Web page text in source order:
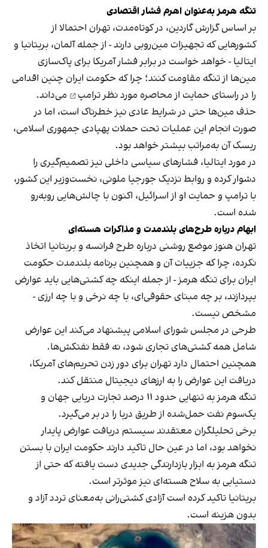
تنگه هرمز به‌عنوان اهرم فشار اقتصادی
بر اساس گزارش گاردین، در کوتاه‌مدت، تهران احتمالا از
کشورهایی که تجهیزات مین‌روبی دارند - از جمله آلمان، بریتانیا و
ایتالیا - خواهد خواست در برابر فشار آمریکا برای پاک‌سازی
مین‌ها از تنگه مقاومت کنند؛ چرا که حکومت ایران چنین اقدامی
را در راستای حمایت ازمحاصره مورد نظر ترامپ
می‌داند.
حذف مین‌ها حتی در شرایط عادی نیز خطرناک است، اما در
صورت انجام این عملیات تحت حملات پهپادی جمهوری اسلامی،
ریسک آن به‌مراتب بیشتر خواهد بود.
در مورد ایتالیا، فشارهای سیاسی داخلی نیز تصمیم‌گیری را
دشوار کرده و روابط نزدیک جورجیا ملونی، نخست‌وزیر این کشور،
با ترامپ و حمایت او از اسرائیل، اکنون با چالش‌هایی روبه‌رو
شده است.
ابهام درباره طرح‌های بلندمدت و مذاکرات هسته‌ای
تهران هنوز موضع روشنی درباره طرح فرانسه و بریتانیا اتخاذ
نکرده، چرا که جزییات آن و همچنین برنامه بلندمدت حکومت
ایران برای تنگه هرمز - از جمله اینکه چه کشتی‌هایی باید عوارض
بپردازند، بر چه مبنای حقوقی‌ای، با چه نرخی و با چه ارزی -
مشخص نیست.
طرحی در مجلس شورای اسلامی پیشنهاد می‌کند این عوارض
شامل همه کشتی‌های تجاری شود، نه فقط نفتکش‌ها.
همچنین احتمال دارد تهران برای دور زدن تحریم‌های آمریکا،
دریافت این عوارض را به ارزهای دیجیتال منتقل کند.
تنگه هرمز به تنهایی حدود ۱۱ درصد تجارت دریایی جهان و
یک‌سوم نفت حمل‌شده از طریق دریا را در بر می‌گیرد.
برخی تحلیلگران معتقدند سیستم دریافت عوارض پایدار
نخواهد بود، اما در عین حال تاکید دارند حکومت ایران با بستن
تنگه هرمز به ابزار بازدارندگی جدیدی دست یافته که حتی از
دستیابی به سلاح هسته‌ای نیز موثرتر است.
بریتانیا تاکید کرده است آزادی کشتی‌رانی به‌معنای تردد آزاد و
بدون هزینه است.